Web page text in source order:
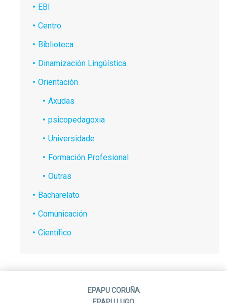
EBI
Centro
Biblioteca
Dinamización Lingüística
Orientación
Axudas
psicopedagoxia
Universidade
Formación Profesional
Outras
Bacharelato
Comunicación
Científico
EPAPU CORUÑA